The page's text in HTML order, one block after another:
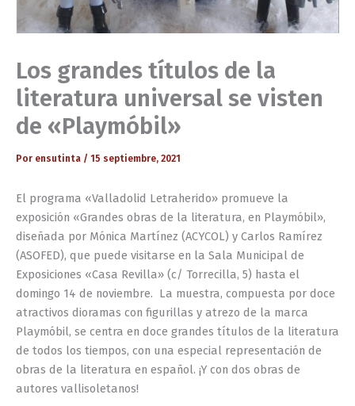
Los grandes títulos de la
literatura universal se visten
de «Playmóbil»
Por ensutinta / 15 septiembre, 2021
El programa «Valladolid Letraherido» promueve la
exposición «Grandes obras de la literatura, en Playmóbil»,
diseñada por Mónica Martínez (ACYCOL) y Carlos Ramírez
(ASOFED), que puede visitarse en la Sala Municipal de
Exposiciones «Casa Revilla» (c/ Torrecilla, 5) hasta el
domingo 14 de noviembre. La muestra, compuesta por doce
atractivos dioramas con figurillas y atrezo de la marca
Playmóbil, se centra en doce grandes títulos de la literatura
de todos los tiempos, con una especial representación de
obras de la literatura en español. ¡Y con dos obras de
autores vallisoletanos!